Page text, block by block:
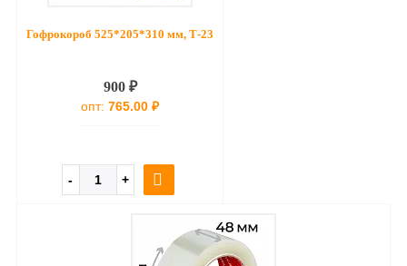
Гофрокороб 525*205*310 мм, Т-23
900 ₽
опт: 765.00 ₽